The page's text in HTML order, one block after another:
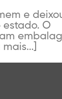
e
estado. O